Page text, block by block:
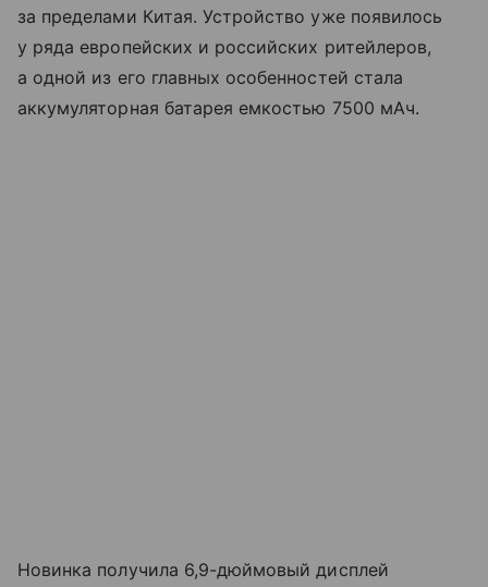
за пределами Китая. Устройство уже появилось
у ряда европейских и российских ритейлеров,
а одной из его главных особенностей стала
аккумуляторная батарея емкостью 7500 мАч.
Новинка получила 6,9-дюймовый дисплей